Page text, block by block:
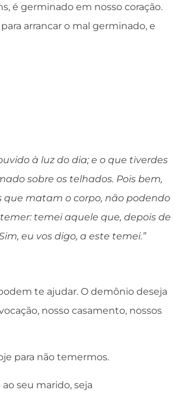
é germinado em nosso coração.
arrancar o mal germinado, e
à luz do dia; e o que tiverdes
sobre os telhados. Pois bem,
que matam o corpo, não podendo
temei aquele que, depois de
eu vos digo, a este temei.”
te ajudar. O demônio deseja
nosso casamento, nossos
para não temermos.
seu marido, seja